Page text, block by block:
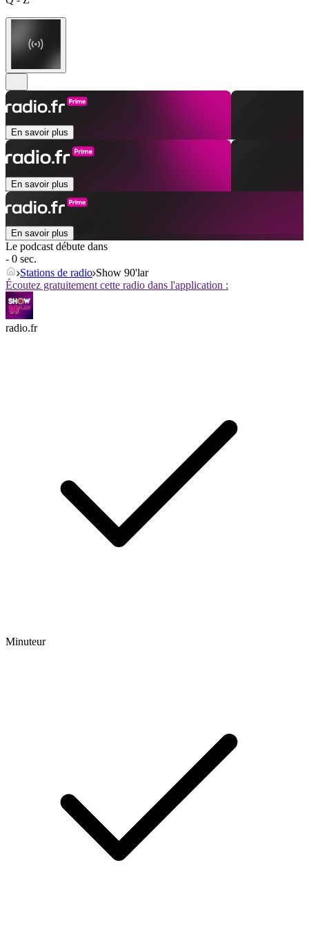
En savoir plus
En savoir plus
En savoir plus
Le podcast débute dans
- 0 sec.
Stations de radio Show 90'lar
Écoutez gratuitement cette radio dans l'application :
radio.fr
Minuteur